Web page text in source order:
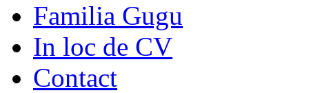
Familia Gugu
In loc de CV
Contact